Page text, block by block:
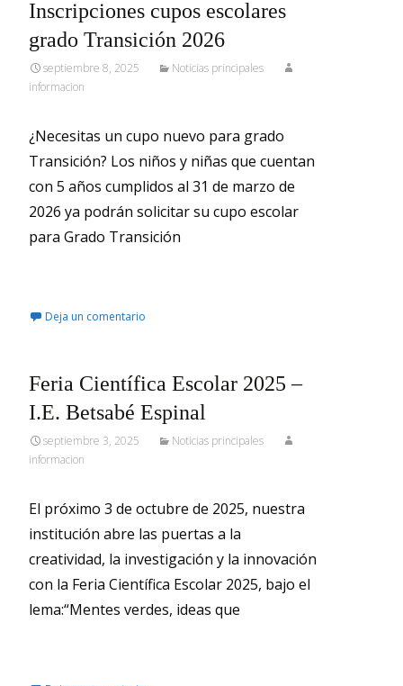
Inscripciones cupos escolares
grado Transición 2026
septiembre 8, 2025
Noticias principales
informacion
¿Necesitas un cupo nuevo para grado
Transición? Los niños y niñas que cuentan
con 5 años cumplidos al 31 de marzo de
2026 ya podrán solicitar su cupo escolar
para Grado Transición
Deja un comentario
Feria Científica Escolar 2025 –
I.E. Betsabé Espinal
septiembre 3, 2025
Noticias principales
informacion
El próximo 3 de octubre de 2025, nuestra
institución abre las puertas a la
creatividad, la investigación y la innovación
con la Feria Científica Escolar 2025, bajo el
lema:“Mentes verdes, ideas que